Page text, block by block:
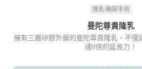
隆乳/胸部手術
曼陀尊貴隆乳
擁有三層矽膠外膜的曼陀尊貴隆乳，不僅
達8倍的延長力！